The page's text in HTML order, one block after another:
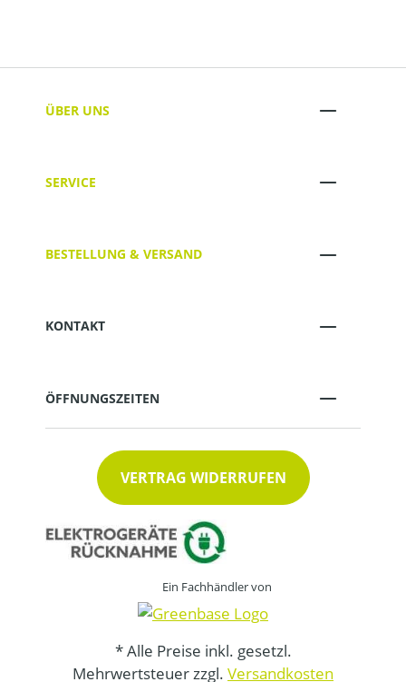
ÜBER UNS
SERVICE
BESTELLUNG & VERSAND
KONTAKT
ÖFFNUNGSZEITEN
VERTRAG WIDERRUFEN
Ein Fachhändler von
* Alle Preise inkl. gesetzl.
Mehrwertsteuer zzgl. Versandkosten